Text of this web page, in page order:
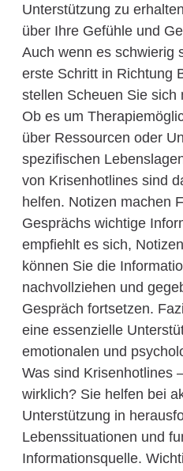
Unterstützung zu
über Ihre Gefühle und
Auch wenn es schwierig
erste Schritt in Richtung
stellen Scheuen Sie sich
Ob es um
über Ressourcen oder
spezifischen
von Krisenhotlines sind
helfen. Notizen machen
Gesprächs wichtige
empfiehlt es sich,
können Sie die
nachvollziehen und
Gespräch fortsetzen.
eine essenzielle
emotionalen und
Was sind Krisenhotlines
wirklich? Sie helfen bei
Unterstützung in
Lebenssituationen und
Informationsquelle.